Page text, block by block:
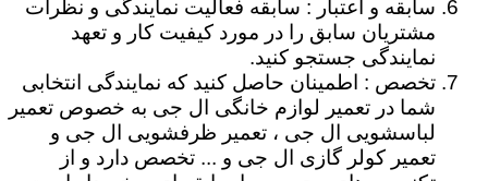
سابقه و اعتبار : سابقه فعالیت نمایندگی و نظرات
مشتریان سابق را در مورد کیفیت کار و تعهد
نمایندگی جستجو کنید.
تخصص : اطمینان حاصل کنید که نمایندگی انتخابی
شما در تعمیر لوازم خانگی ال جی به خصوص تعمیر
لباسشویی ال جی ، تعمیر ظرفشویی ال جی و
تعمیر کولر گازی ال جی و ... تخصص دارد و از